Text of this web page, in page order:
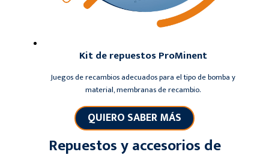
Kit de repuestos ProMinent
Juegos de recambios adecuados para el tipo de bomba y
material, membranas de recambio.
QUIERO SABER MÁS
Repuestos y accesorios de